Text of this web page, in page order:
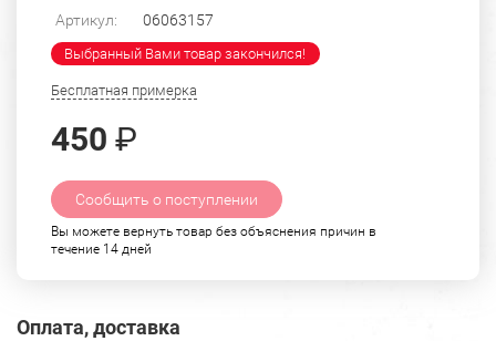
Артикул: 06063157
Выбранный Вами товар закончился!
Бесплатная примерка
450 ₽
Сообщить о поступлении
Вы можете вернуть товар без объяснения причин в
течение 14 дней
Оплата, доставка